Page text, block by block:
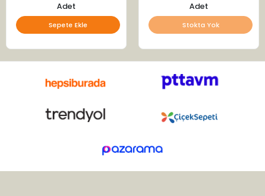
Adet
Sepete Ekle
Adet
Stokta Yok